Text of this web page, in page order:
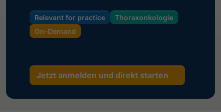
Relevant for practice
Thoraxonkologie
On-Demand
Jetzt anmelden und direkt starten